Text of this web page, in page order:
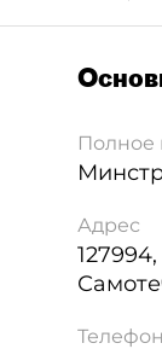
Полное
Адрес
127994,
Телефон